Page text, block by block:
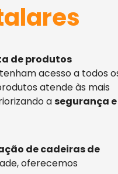
de produtos
acesso a todos
atende às mais
asegurança e
de cadeiras de
oferecemos